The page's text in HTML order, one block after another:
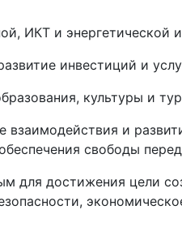
ИКТ и энергетической
инвестиций и
культуры и
взаимодействия и
свободы
для достижения цели